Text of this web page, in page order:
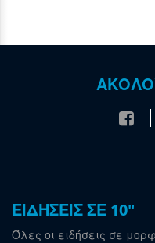
ΕΙΔΗΣΕΙΣ ΣΕ 10"
Όλες οι ειδήσεις σε